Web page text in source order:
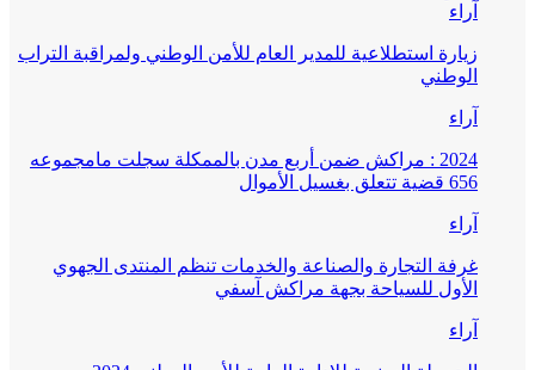
آراء
زيارة استطلاعية للمدير العام للأمن الوطني ولمراقبة التراب
الوطني
آراء
2024 : مراكش ضمن أربع مدن بالممكلة سجلت مامجموعه
656 قضية تتعلق بغسيل الأموال
آراء
غرفة التجارة والصناعة والخدمات تنظم المنتدى الجهوي
الأول للسياحة بجهة مراكش آسفي
آراء